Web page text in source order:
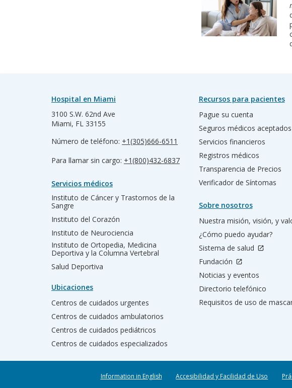
Hospital en Miami
3100 S.W. 62nd Ave
Miami, FL 33155
Número de teléfono: +1(305)666-6511
Para llamar sin cargo: +1(800)432-6837
Servicios médicos
Instituto de Cáncer y Trastornos de la
Sangre
Instituto del Corazón
Instituto de Neurociencia
Instituto de Ortopedia, Medicina
Deportiva y la Columna Vertebral
Salud Deportiva
Ubicaciones
Centros de cuidados urgentes
Centros de cuidados ambulatorios
Centros de cuidados pediátricos
Centros de cuidados especializados
Recursos para pacientes
Pague su cuenta
Seguros médicos aceptados
Servicios financieros
Registros médicos
Transparencia de Precios
Verificador de Síntomas
Sobre nosotros
Nuestra misión, visión, y
¿Cómo puedo ayudar?
Sistema de salud
Fundación
Noticias y eventos
Directorio telefónico
Requisitos de uso de
Information in English Accesibilidad y Facilidad de Uso